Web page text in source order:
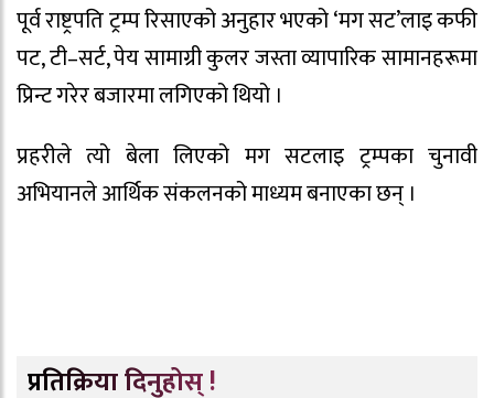
पूर्व राष्ट्रपति ट्रम्प रिसाएको अनुहार भएको ‘मग सट’लाइ कफी
पट, टी–सर्ट, पेय सामाग्री कुलर जस्ता व्यापारिक सामानहरूमा
प्रिन्ट गरेर बजारमा लगिएको थियो ।
प्रहरीले त्यो बेला लिएको मग सटलाइ ट्रम्पका चुनावी
अभियानले आर्थिक संकलनको माध्यम बनाएका छन् ।
प्रतिक्रिया दिनुहोस् !